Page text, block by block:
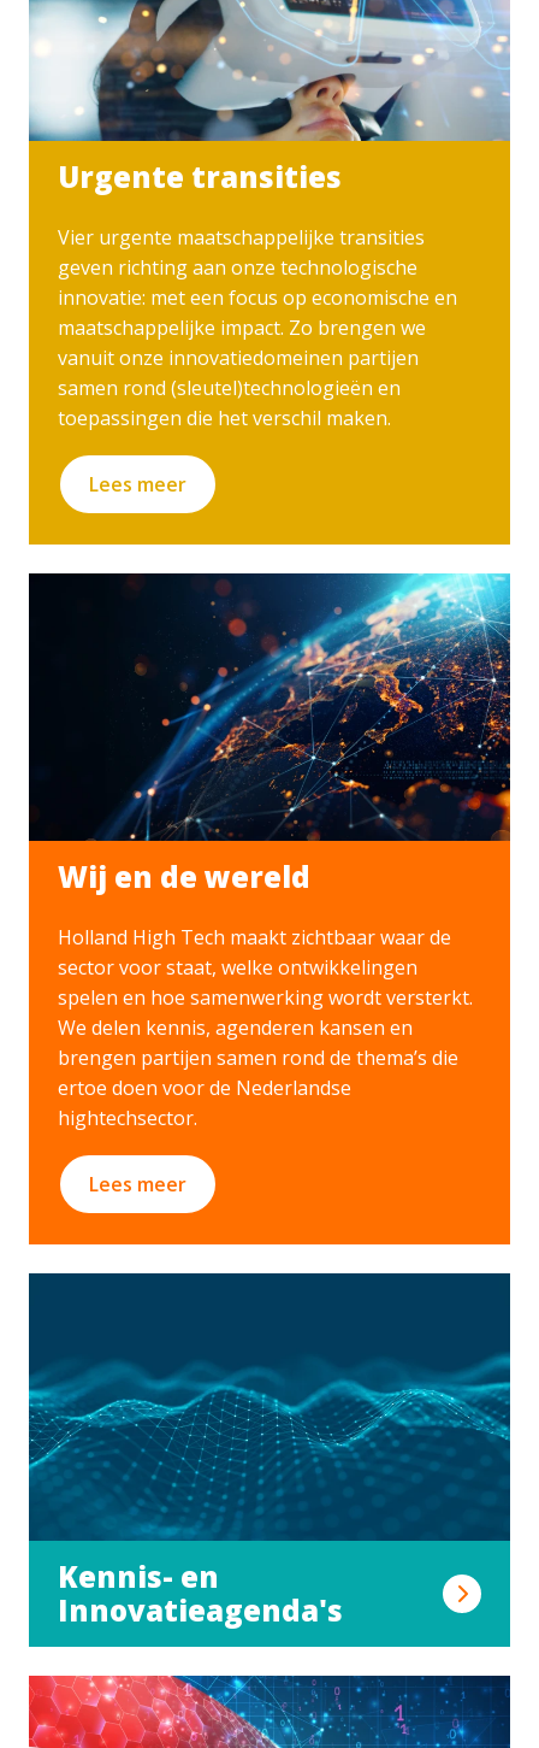
Urgente transities
Vier urgente maatschappelijke transities
geven richting aan onze technologische
innovatie: met een focus op economische en
maatschappelijke impact. Zo brengen we
vanuit onze innovatiedomeinen partijen
samen rond (sleutel)technologieën en
toepassingen die het verschil maken.
Lees meer
Wij en de wereld
Holland High Tech maakt zichtbaar waar de
sector voor staat, welke ontwikkelingen
spelen en hoe samenwerking wordt versterkt.
We delen kennis, agenderen kansen en
brengen partijen samen rond de thema’s die
ertoe doen voor de Nederlandse
hightechsector.
Lees meer
Kennis- en
Innovatieagenda's